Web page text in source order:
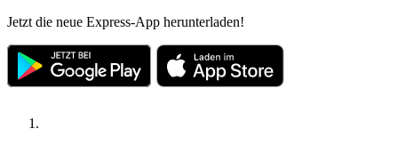
Jetzt die neue Express-App herunterladen!